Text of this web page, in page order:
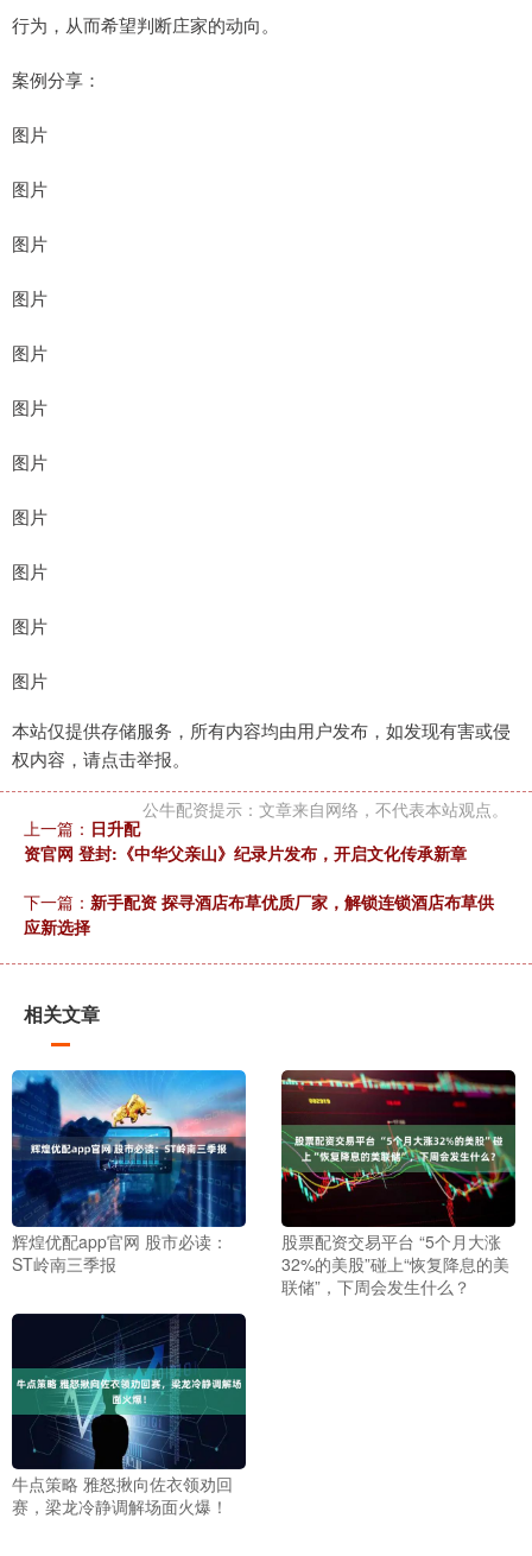
行为，从而希望判断庄家的动向。
案例分享：
图片
图片
图片
图片
图片
图片
图片
图片
图片
图片
图片
本站仅提供存储服务，所有内容均由用户发布，如发现有害或侵
权内容，请点击举报。
公牛配资提示：文章来自网络，不代表本站观点。
上一篇： 日升配
资官网 登封:《中华父亲山》纪录片发布，开启文化传承新章
下一篇： 新手配资 探寻酒店布草优质厂家，解锁连锁酒店布草供
应新选择
相关文章
辉煌优配app官网 股市必读：
ST岭南三季报
股票配资交易平台 “5个月大涨
32%的美股”碰上“恢复降息的美
联储”，下周会发生什么？
牛点策略 雅怒揪向佐衣领劝回
赛，梁龙冷静调解场面火爆！